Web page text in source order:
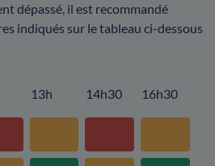
dépassé, il est recommandé
indiqués sur le tableau ci-dessous
13h 14h30 16h30